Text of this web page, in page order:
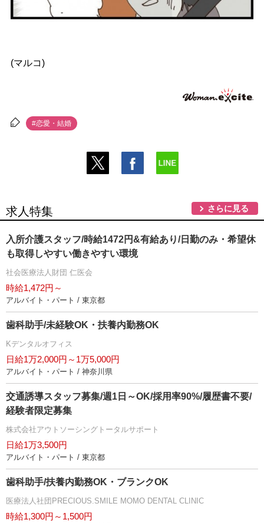
(マルコ)
#恋愛・結婚
求人特集 さらに見る
入所介護スタッフ/時給1472円&有給あり/日勤のみ・希望休
も取得しやすい働きやすい環境
社会医療法人財団 仁医会
時給1,472円～
アルバイト・パート / 東京都
歯科助手/未経験OK・扶養内勤務OK
Kデンタルオフィス
日給1万2,000円～1万5,000円
アルバイト・パート / 神奈川県
交通誘導スタッフ募集/週1日～OK/採用率90%/履歴書不要/
経験者限定募集
株式会社アウトソーシングトータルサポート
日給1万3,500円
アルバイト・パート / 東京都
歯科助手/扶養内勤務OK・ブランクOK
医療法人社団PRECIOUS.SMILE MOMO DENTAL CLINIC
時給1,300円～1,500円